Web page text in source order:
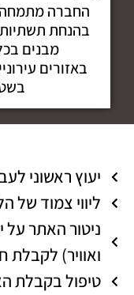
החברה מתמחה
בהנחת
מבנים
באזורים
יעוץ ראשוני
ליווי צמוד של
ניטור האתר על
ואוויר) לקבלת
טיפול בקבלת